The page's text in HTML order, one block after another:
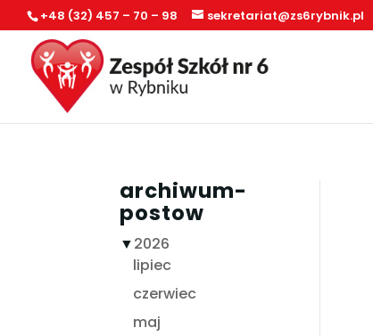
+48 (32) 457 – 70 – 98 sekretariat@zs6rybnik.pl
archiwum-
postow
▼2026
lipiec
czerwiec
maj